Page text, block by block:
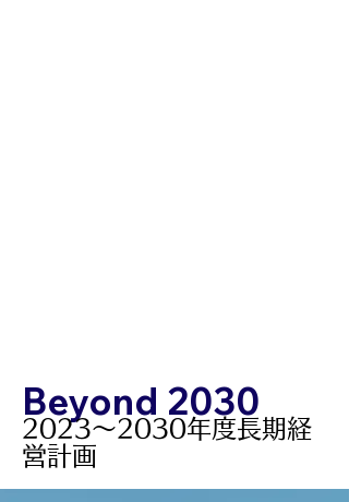
Beyond 2030
2023～2030年度長期経
営計画